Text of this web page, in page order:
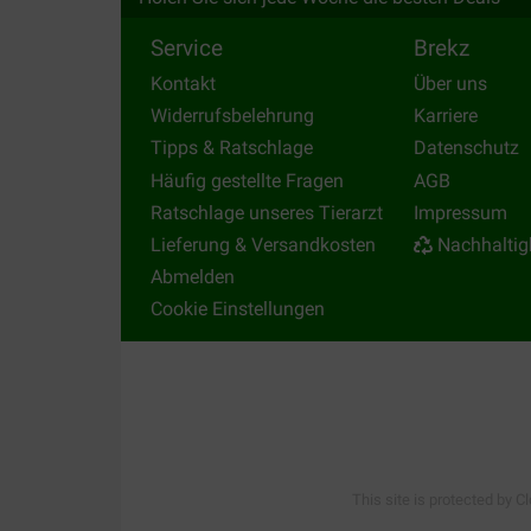
Service
Kontakt
Widerrufsbelehrung
Tipps & Ratschlage
Häufig gestellte Fragen
Ratschlage unseres Tierarzt
Lieferung & Versandkosten
Abmelden
Cookie Einstellungen
Brekz
Über uns
Karriere
Datenschutz
AGB
Impressum